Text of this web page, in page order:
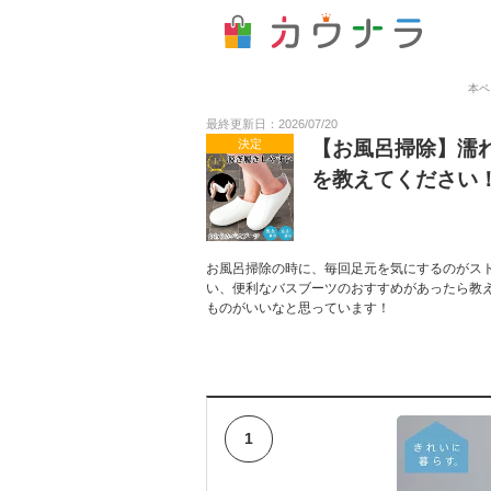
本
最終更新日：2026/07/20
決定
【お風呂掃除】
を教えてください
お風呂掃除の時に、毎回足元を気にするのが
い、便利なバスブーツのおすすめがあったら
ものがいいなと思っています！
1